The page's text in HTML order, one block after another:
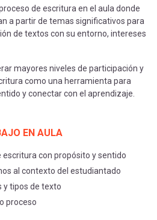
de escritura en el aula donde
a partir de temas significativos para
de textos con su entorno, intereses
mayores niveles de participación y
como una herramienta para
y conectar con el aprendizaje.
EN AULA
escritura con propósito y sentido
al contexto del estudiantado
y tipos de texto
proceso